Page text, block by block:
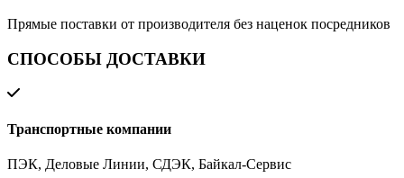
Прямые поставки от производителя без наценок посредников
СПОСОБЫ ДОСТАВКИ
Транспортные компании
ПЭК, Деловые Линии, СДЭК, Байкал-Сервис